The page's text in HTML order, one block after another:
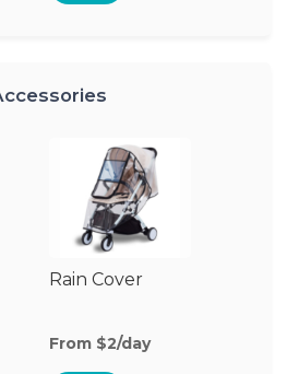
Rain Cover
From $2/day